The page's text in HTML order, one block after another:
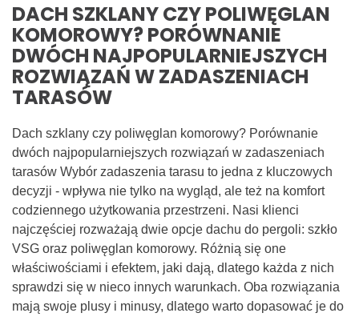
DACH SZKLANY CZY POLIWĘGLAN
KOMOROWY? PORÓWNANIE
DWÓCH NAJPOPULARNIEJSZYCH
ROZWIĄZAŃ W ZADASZENIACH
TARASÓW
Dach szklany czy poliwęglan komorowy? Porównanie
dwóch najpopularniejszych rozwiązań w zadaszeniach
tarasów Wybór zadaszenia tarasu to jedna z kluczowych
decyzji - wpływa nie tylko na wygląd, ale też na komfort
codziennego użytkowania przestrzeni. Nasi klienci
najczęściej rozważają dwie opcje dachu do pergoli: szkło
VSG oraz poliwęglan komorowy. Różnią się one
właściwościami i efektem, jaki dają, dlatego każda z nich
sprawdzi się w nieco innych warunkach. Oba rozwiązania
mają swoje plusy i minusy, dlatego warto dopasować je do